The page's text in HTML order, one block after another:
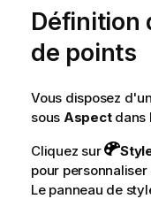
Définition
de points
Vous disposez
sous Aspectdans
Cliquez sur
pour
Le panneau de